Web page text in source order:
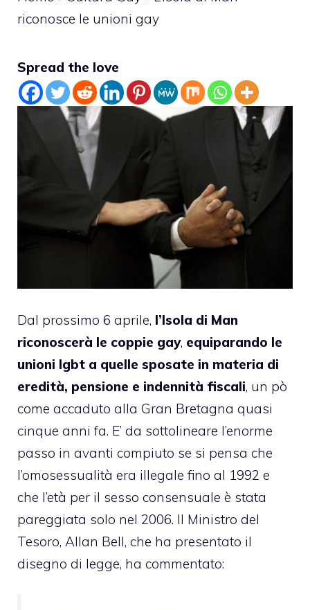
riconosce le unioni gay
Spread the love
Dal prossimo 6 aprile, l’Isola di Man
riconoscerà le coppie gay, equiparando le
unioni lgbt a quelle sposate in materia di
eredità, pensione e indennità fiscali, un pò
come accaduto alla Gran Bretagna quasi
cinque anni fa. E’ da sottolineare l’enorme
passo in avanti compiuto se si pensa che
l’omosessualità era illegale fino al 1992 e
che l’età per il sesso consensuale è stata
pareggiata solo nel 2006. Il Ministro del
Tesoro, Allan Bell, che ha presentato il
disegno di legge, ha commentato: